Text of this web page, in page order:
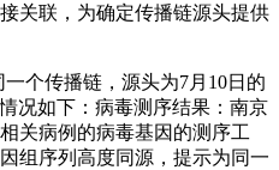
关联，为确定传播链源头提供
个传播链，源头为7月10日的
况如下：病毒测序结果：南京
关病例的病毒基因的测序工
组序列高度同源，提示为同一